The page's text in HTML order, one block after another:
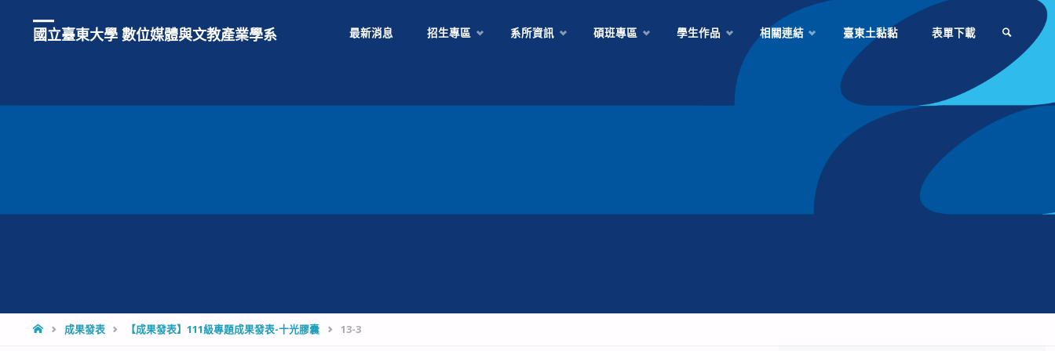
國立臺東大學 數位媒體與文教產業學系 最新消息 招生專區 系所資訊 碩班專區 學生作品 相關連結 臺東土黏黏 表單下載
HOME成果發表 【成果發表】111級專題成果發表-十光膠囊 13-3